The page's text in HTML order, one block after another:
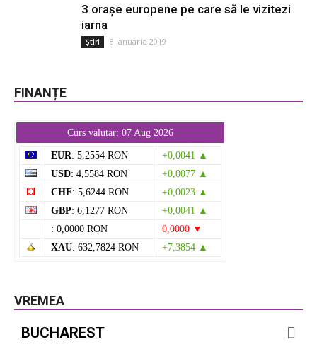
3 orașe europene pe care să le vizitezi
iarna
Știri 8 ianuarie 2019
FINANȚE
Curs valutar: 07 Aug 2026
EUR: 5,2554 RON
+0,0041 ▲
USD: 4,5584 RON
+0,0077 ▲
CHF: 5,6244 RON
+0,0023 ▲
GBP: 6,1277 RON
+0,0041 ▲
: 0,0000 RON
0,0000 ▼
XAU: 632,7824 RON +7,3854 ▲
VREMEA
BUCHAREST